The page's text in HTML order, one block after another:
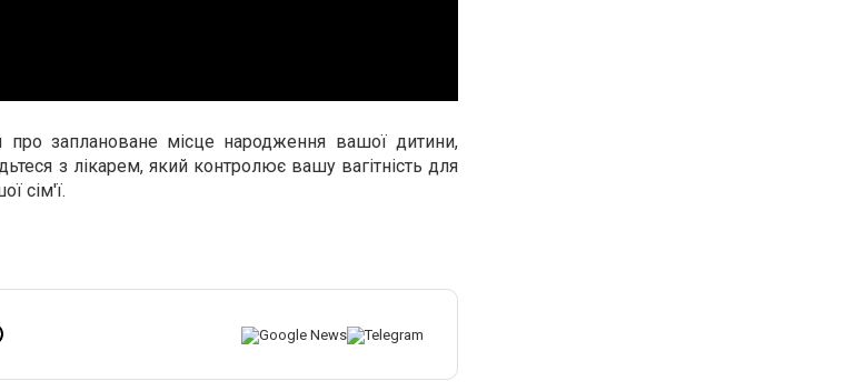
про заплановане місце народження вашої дитини,
з лікарем, який контролює вашу вагітність для
сім'ї.